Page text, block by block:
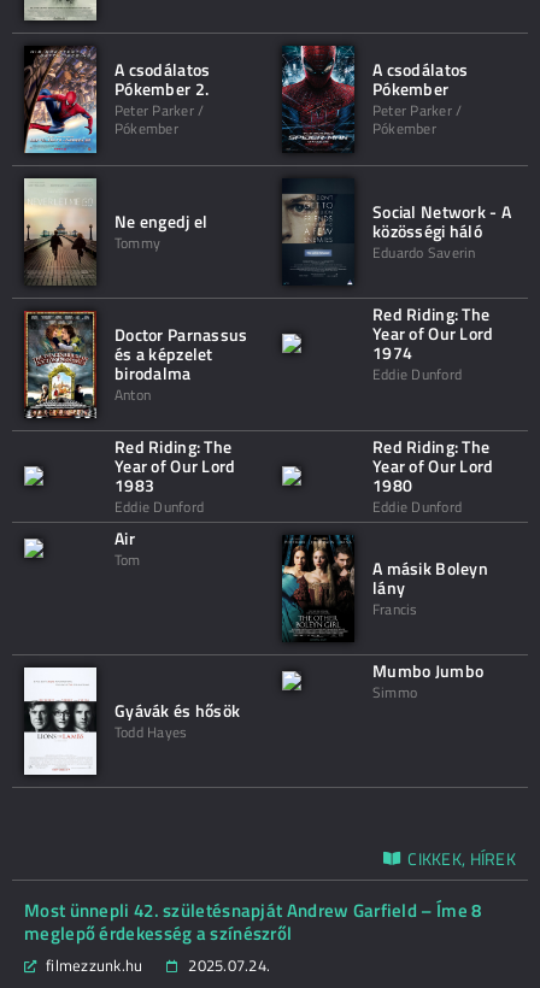
A csodálatos
Pókember 2.
Peter Parker /
Pókember
A csodálatos
Pókember
Peter Parker /
Pókember
Ne engedj el
Tommy
Social Network - A
közösségi háló
Eduardo Saverin
Doctor Parnassus
és a képzelet
birodalma
Anton
Red Riding: The
Year of Our Lord
1974
Eddie Dunford
Red Riding: The
Year of Our Lord
1983
Eddie Dunford
Red Riding: The
Year of Our Lord
1980
Eddie Dunford
Air
Tom A másik Boleyn
lány
Francis
Gyávák és hősök
Todd Hayes
Mumbo Jumbo
Simmo
CIKKEK, HÍREK
Most ünnepli 42. születésnapját Andrew Garfield – Íme 8
meglepő érdekesség a színészről
filmezzunk.hu
2025.07.24.